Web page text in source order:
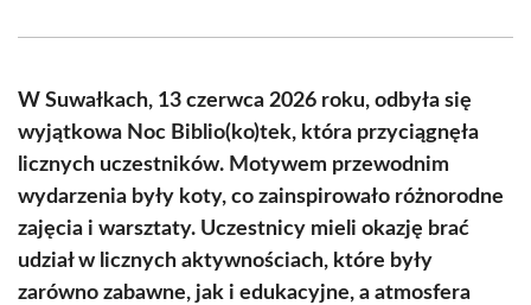
(Twitter)
W Suwałkach, 13 czerwca 2026 roku, odbyła się
wyjątkowa Noc Biblio(ko)tek, która przyciągnęła
licznych uczestników. Motywem przewodnim
wydarzenia były koty, co zainspirowało różnorodne
zajęcia i warsztaty. Uczestnicy mieli okazję brać
udział w licznych aktywnościach, które były
zarówno zabawne, jak i edukacyjne, a atmosfera